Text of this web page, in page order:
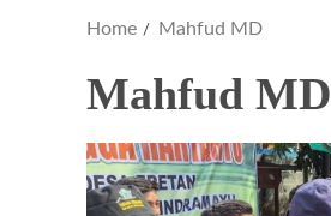
Home Mahfud MD
Mahfud MD